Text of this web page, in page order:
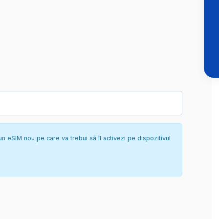
eSIM nou pe care va trebui să îl activezi pe dispozitivul